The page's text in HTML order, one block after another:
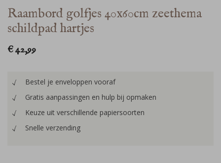
Raambord golfjes 40x60cm zeethema
schildpad hartjes
€ 42,99
Bestel je enveloppen vooraf
Gratis aanpassingen en hulp bij opmaken
Keuze uit verschillende papiersoorten
Snelle verzending